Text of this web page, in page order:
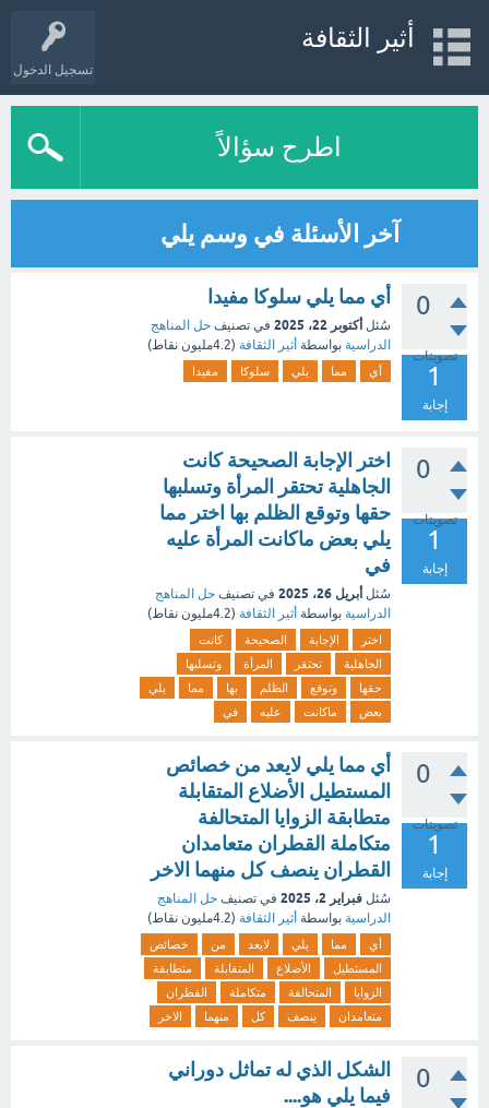
تسجيل الدخول
أثير الثقافة
اطرح سؤالاً
آخر الأسئلة في وسم يلي
0
تصويتات
1
إجابة
أي مما يلي سلوكا مفيدا
سُئل أكتوبر 22، 2025 في تصنيف حل المناهج
الدراسية بواسطة أثير الثقافة (4.2مليون نقاط)
أي مما يلي سلوكا مفيدا
0
تصويتات
1
إجابة
اختر الإجابة الصحيحة كانت
الجاهلية تحتقر المرأة وتسلبها
حقها وتوقع الظلم بها اختر مما
يلي بعض ماكانت المرأة عليه
في
سُئل أبريل 26، 2025 في تصنيف حل المناهج
الدراسية بواسطة أثير الثقافة (4.2مليون نقاط)
اختر الإجابة الصحيحة
كانت
الجاهلية
تحتقر المرأة
وتسلبها
حقها
وتوقع الظلم بها مما
يلي
بعض
ماكانت عليه في
0
تصويتات
1
إجابة
أي مما يلي لايعد من خصائص
المستطيل الأضلاع المتقابلة
متطابقة الزوايا المتحالفة
متكاملة القطران متعامدان
القطران ينصف كل منهما الاخر
سُئل فبراير 2، 2025 في تصنيف حل المناهج
الدراسية بواسطة أثير الثقافة (4.2مليون نقاط)
أي مما يلي لايعد من
خصائص
المستطيل
الأضلاع المتقابلة
متطابقة
الزوايا
المتحالفة متكاملة
القطران
متعامدان
ينصف كل منهما الاخر
0
الشكل الذي له تماثل دوراني
فيما يلي هو....